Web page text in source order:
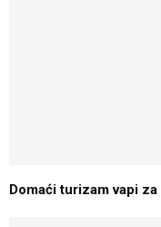
Domaći turizam vapi